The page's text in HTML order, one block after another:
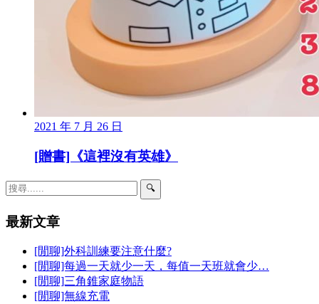
2021 年 7 月 26 日
[贈書]《這裡沒有英雄》
🔍
最新文章
[閒聊]外科訓練要注意什麼?
[閒聊]每過一天就少一天，每值一天班就會少…
[閒聊]三角錐家庭物語
[閒聊]無線充電